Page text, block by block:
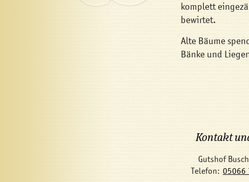
komplett
bewirtet.
Alte Bäume
Bänke und
Kontakt
Gutshof
Telefon: 05066